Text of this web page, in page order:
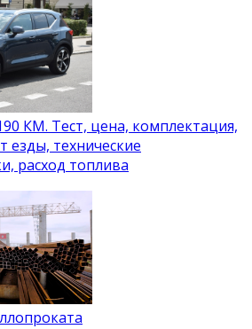
КМ. Тест, цена, комплектация,
езды, технические
расход топлива